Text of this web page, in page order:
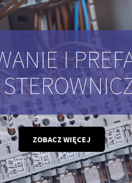
I
ZOBACZ WIĘCEJ